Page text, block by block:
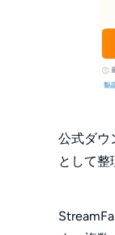
公式ダウ
として整